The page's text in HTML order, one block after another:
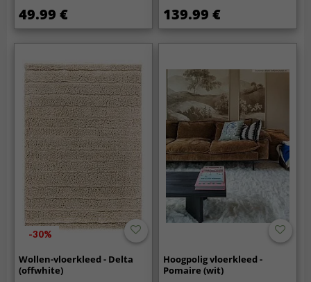
49.99 € 139.99 €
-30%
Wollen-vloerkleed - Delta
(offwhite)
Hoogpolig vloerkleed -
Pomaire (wit)